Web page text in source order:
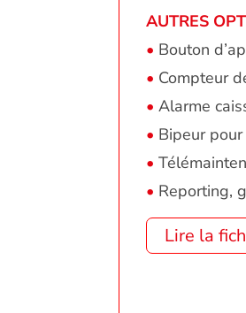
AUTRES
• Bouton
• Compteur
•Alarme
• Bipeur
•
• Reporting,
Lire la